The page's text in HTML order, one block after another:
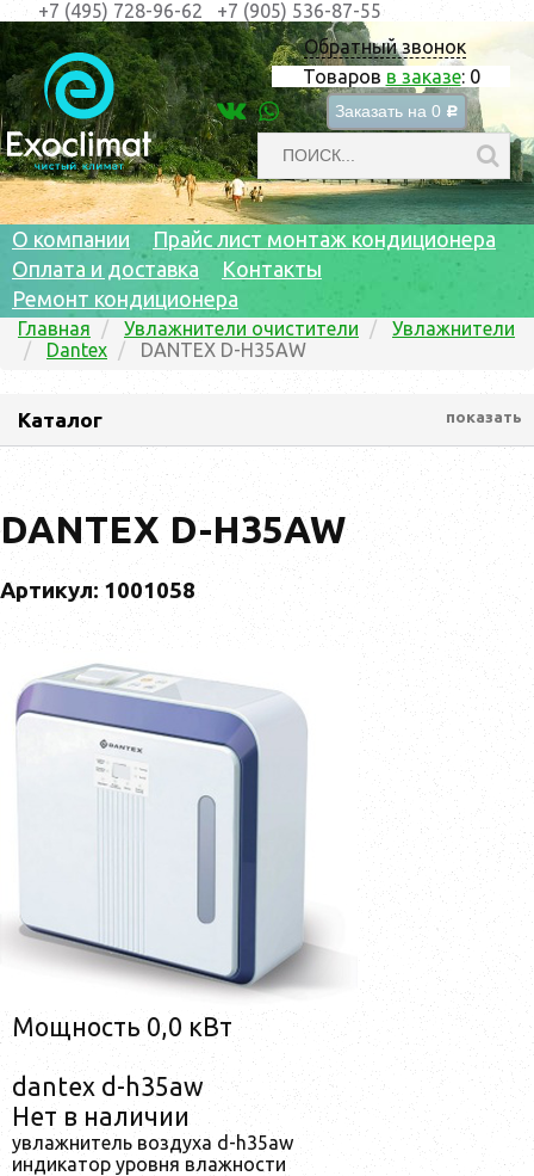
Обратный звонок
Товаров в заказе: 0
Заказать на 0 c
+7 (495) 728-96-62 +7 (905) 536-87-55
О компании
Прайс лист монтаж кондиционера
Оплата и доставка
Контакты
Ремонт кондиционера
Главная Увлажнители очистители
Увлажнители
Dantex
DANTEX D-H35AW
Каталог показать
DANTEX D-H35AW
Артикул: 1001058
Мощность 0,0 кВт
dantex d-h35aw
Нет в наличии
увлажнитель воздуха d-h35aw
индикатор уровня влажности